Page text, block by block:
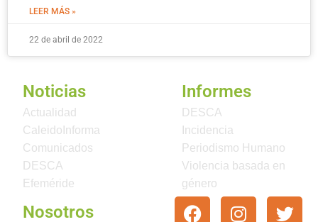
LEER MÁS »
22 de abril de 2022
Noticias
Actualidad
CaleidoInforma
Comunicados
DESCA
Efeméride
Informes
DESCA
Incidencia
Periodismo Humano
Violencia basada en
género
Nosotros